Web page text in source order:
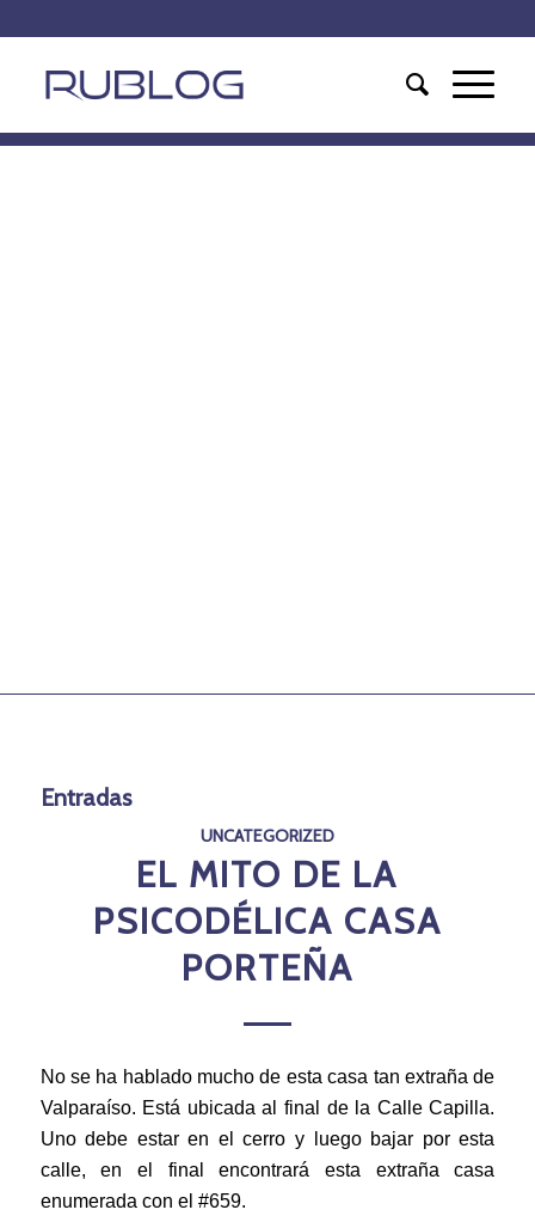
Entradas
UNCATEGORIZED
EL MITO DE LA
PSICODÉLICA CASA
PORTEÑA
No se ha hablado mucho de esta casa tan extraña de
Valparaíso. Está ubicada al final de la Calle Capilla.
Uno debe estar en el cerro y luego bajar por esta
calle, en el final encontrará esta extraña casa
enumerada con el #659.